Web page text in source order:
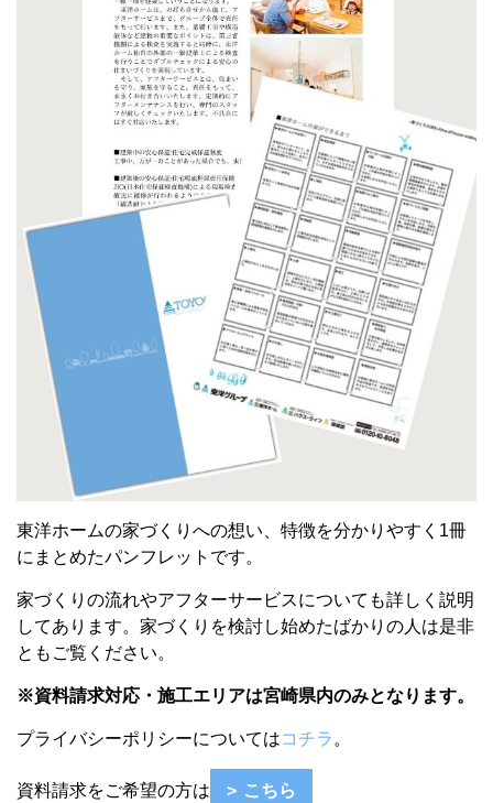
東洋ホームの家づくりへの想い、特徴を分かりやすく1冊
にまとめたパンフレットです。
家づくりの流れやアフターサービスについても詳しく説明
してあります。 家づくりを検討し始めたばかりの人は是非
ともご覧ください。
※資料請求対応・施工エリアは宮崎県内のみとなります。
プライバシーポリシーについてはコチラ 。
資料請求をご希望の方は こちら